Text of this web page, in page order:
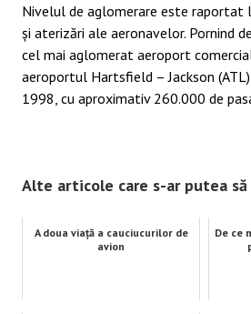
Nivelul de aglomerare este raportat
și aterizări ale aeronavelor. Pornind
cel mai aglomerat aeroport
aeroportul Hartsfield – Jackson
1998, cu aproximativ 260.000 de
Alte articole care s-ar putea
A doua viață a cauciucurilor de
avion
De ce